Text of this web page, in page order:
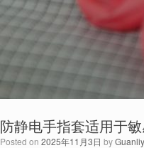
防静电手指套适用于
Posted on 2025年11月3日 by